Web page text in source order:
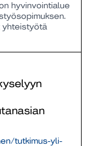
hyvinvointialue
yhteistyötä
tutkimus-yli-